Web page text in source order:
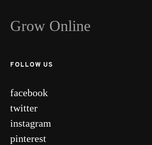
Grow Online
FOLLOW US
facebook
twitter
instagram
pinterest